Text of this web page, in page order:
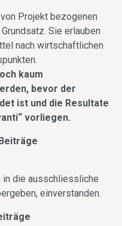
Projekt bezogenen
Sie erlauben
nach wirtschaftlichen
kaum
bevor der
ist und die Resultate
vorliegen.
in die ausschliessliche
einverstanden.